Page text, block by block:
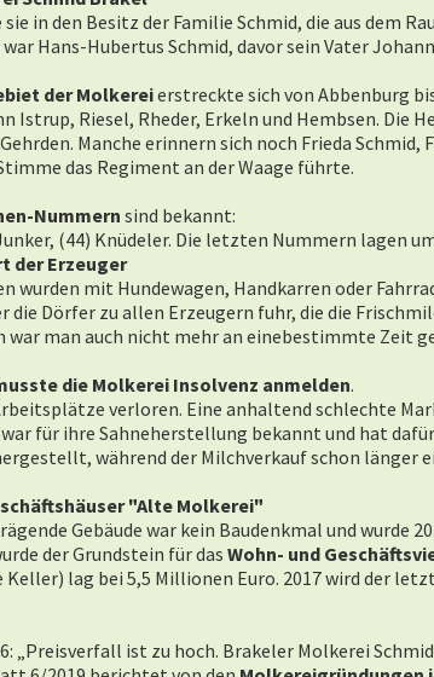
in den Besitz der Familie Schmid, die aus dem
Hans-Hubertus Schmid, davor sein Vater
der Molkereierstreckte sich von Abbenburg
Istrup, Riesel, Rheder, Erkeln und Hembsen. Die
Manche erinnern sich noch Frieda Schmid,
das Regiment an der Waage führte.
Nummern sind bekannt:
(44) Knüdeler. Die letzten Nummern lagen
der Erzeuger
wurden mit Hundewagen, Handkarren oder
die Dörfer zu allen Erzeugern fuhr, die die
war man auch nicht mehr an einebestimmte Zeit
die Molkerei Insolvenz anmelden.
verloren. Eine anhaltend schlechte
für ihre Sahneherstellung bekannt und hat
während der Milchverkauf schon länger
"Alte Molkerei"
Gebäude war kein Baudenkmal und wurde
der Grundstein für das Wohn- und
Keller) lag bei 5,5 Millionen Euro. 2017 wird der
„Preisverfall ist zu hoch. Brakeler Molkerei